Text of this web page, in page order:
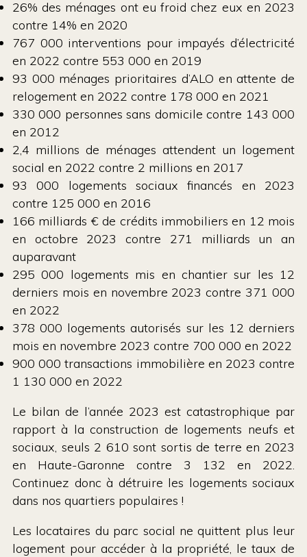
26% des ménages ont eu froid chez eux en 2023
contre 14% en 2020
767 000 interventions pour impayés d’électricité
en 2022 contre 553 000 en 2019
93 000 ménages prioritaires d’ALO en attente de
relogement en 2022 contre 178 000 en 2021
330 000 personnes sans domicile contre 143 000
en 2012
2,4 millions de ménages attendent un logement
social en 2022 contre 2 millions en 2017
93 000 logements sociaux financés en 2023
contre 125 000 en 2016
166 milliards € de crédits immobiliers en 12 mois
en octobre 2023 contre 271 milliards un an
auparavant
295 000 logements mis en chantier sur les 12
derniers mois en novembre 2023 contre 371 000
en 2022
378 000 logements autorisés sur les 12 derniers
mois en novembre 2023 contre 700 000 en 2022
900 000 transactions immobilière en 2023 contre
1 130 000 en 2022
Le bilan de l’année 2023 est catastrophique par
rapport à la construction de logements neufs et
sociaux, seuls 2 610 sont sortis de terre en 2023
en Haute-Garonne contre 3 132 en 2022.
Continuez donc à détruire les logements sociaux
dans nos quartiers populaires !
Les locataires du parc social ne quittent plus leur
logement pour accéder à la propriété, le taux de